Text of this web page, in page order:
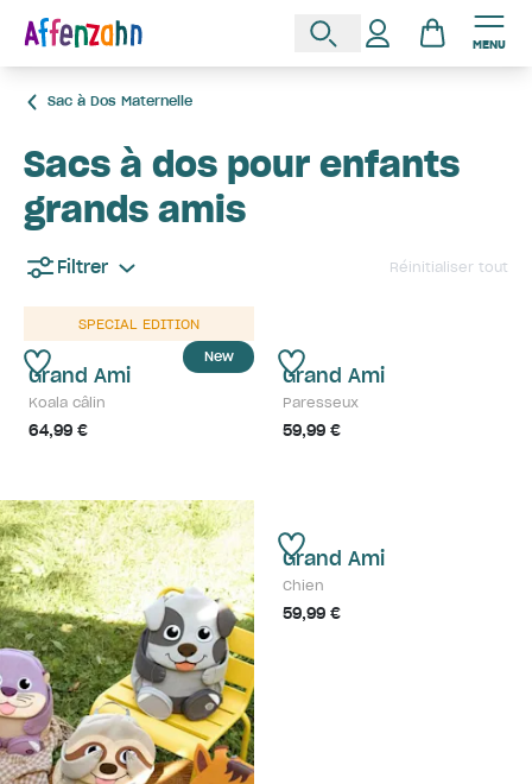
MENU
Sac à Dos Maternelle
Sacs à dos pour enfants
grands amis
Filtrer Réinitialiser tout
New
SPECIAL EDITION
Grand Ami
Koala câlin
64,99 €
Grand Ami
Paresseux
59,99 €
Grand Ami
Chien
59,99 €